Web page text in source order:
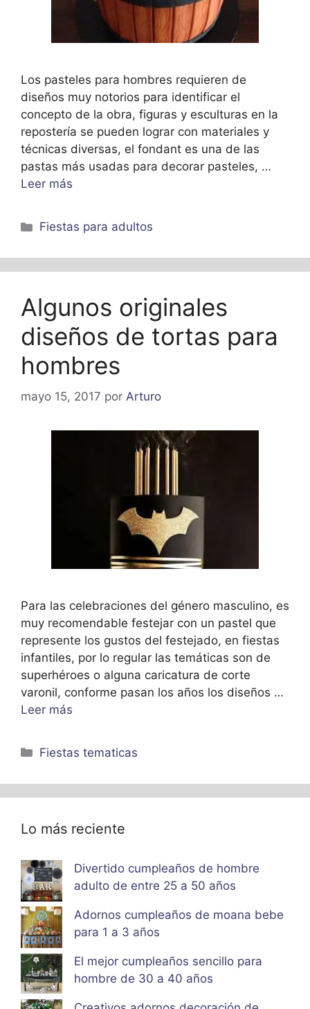
Los pasteles para hombres requieren de
diseños muy notorios para identificar el
concepto de la obra, figuras y esculturas en la
repostería se pueden lograr con materiales y
técnicas diversas, el fondant es una de las
pastas más usadas para decorar pasteles, …
Leer más
Categorías
Fiestas para adultos
Algunos originales
diseños de tortas para
hombres
mayo 15, 2017 por Arturo
Para las celebraciones del género masculino, es
muy recomendable festejar con un pastel que
represente los gustos del festejado, en fiestas
infantiles, por lo regular las temáticas son de
superhéroes o alguna caricatura de corte
varonil, conforme pasan los años los diseños …
Leer más
Categorías
Fiestas tematicas
Lo más reciente
Divertido cumpleaños de hombre
adulto de entre 25 a 50 años
Adornos cumpleaños de moana bebe
para 1 a 3 años
El mejor cumpleaños sencillo para
hombre de 30 a 40 años